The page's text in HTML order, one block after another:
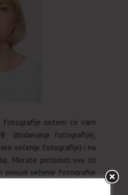
fotografije sistem će vam
(dodavanje fotografije),
sečenje fotografije) i na
Morate pritisnuti sve tri
ponudi sečenje fotografije